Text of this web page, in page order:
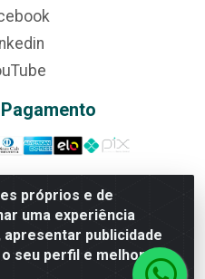
próprios e de
uma experiência
publicidade
seu perfil e melhorar a
nº 3860, Jardim das
GO - CEP 75070-415 -
0002-24